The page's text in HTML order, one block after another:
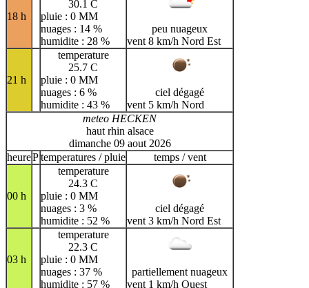
18 h
30.1 C
pluie : 0 MM
nuages : 14 %
humidite : 28 %
peu nuageux
vent 8 km/h Nord Est
21 h
temperature
25.7 C
pluie : 0 MM
nuages : 6 %
humidite : 43 %
ciel dégagé
vent 5 km/h Nord
meteo HECKEN
haut rhin alsace
dimanche 09 aout 2026
heurePtemperatures / pluie temps / vent
00 h
temperature
24.3 C
pluie : 0 MM
nuages : 3 %
humidite : 52 %
ciel dégagé
vent 3 km/h Nord Est
03 h
temperature
22.3 C
pluie : 0 MM
nuages : 37 %
humidite : 57 %
partiellement nuageux
vent 1 km/h Ouest